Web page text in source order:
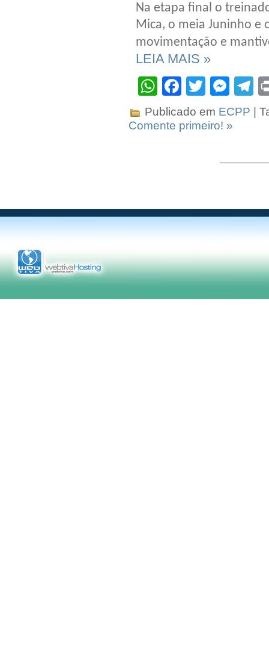
Na etapa final o
Mica, o meia Juninho e
movimentação e
LEIA MAIS »
WhatsApp
Facebook
Twitter
Publicado em ECPP |
Comente primeiro! »